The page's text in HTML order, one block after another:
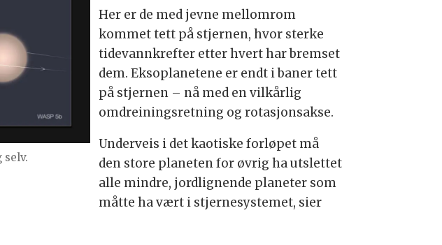
Her er de med jevne mellomrom
kommet tett på stjernen, hvor sterke
tidevannkrefter etter hvert har bremset
dem. Eksoplanetene er endt i baner tett
på stjernen – nå med en vilkårlig
omdreiningsretning og rotasjonsakse.
Underveis i det kaotiske forløpet må
den store planeten for øvrig ha utslettet
alle mindre, jordlignende planeter som
måtte ha vært i stjernesystemet, sier